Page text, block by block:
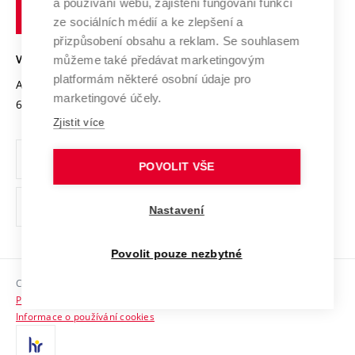
Open Science
Projekty
Projekty ze strukturálních fondů
Specifický výzkum
Mezinárodní dohody
Univerzitní sítě
Podnikavá univerzita / ContriBUTe
Bezpečná univerzita
Vyznamenání
Organizační struktura
Ochrana osobních údajů
odkaz)
Sociální bezpečí
HR Award
technické
VYSOKÉ UČENÍ TECHNICKÉ V BRNĚ
Antonínská 548/1
602 00 Brno
www.vut.cz
vut@vutbr.cz
Copyright © 2026 VUT
Prohlášení o přístupnosti
Informace o používání cookies
a používání webu, zajištění fungování funkcí
ze sociálních médií a ke zlepšení a
přizpůsobení obsahu a reklam. Se souhlasem
můžeme také předávat marketingovým
platformám některé osobní údaje pro
marketingové účely.
Zjistit více
POVOLIT VŠE
Nastavení
Povolit pouze nezbytné